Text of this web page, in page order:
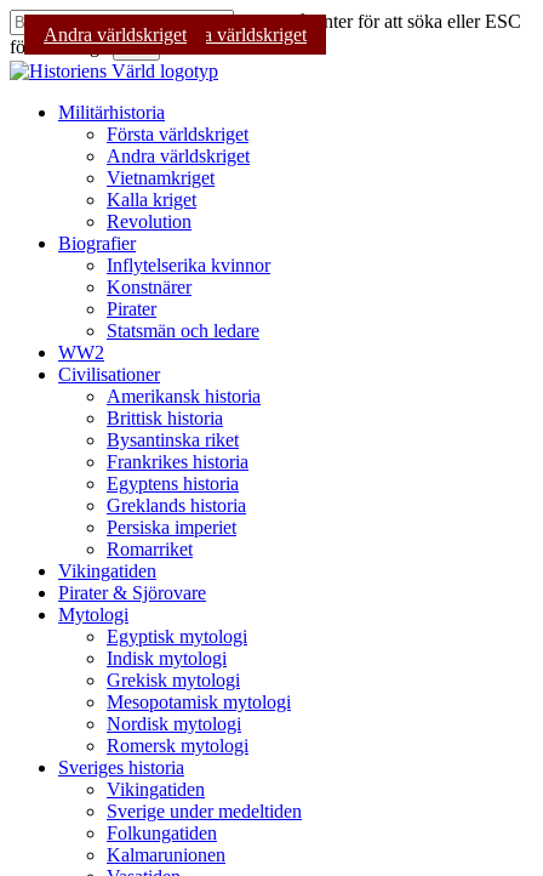
Skip
to
main
content
Tryck på Enter för att söka eller ESC
för att stänga
Sök
Stäng
Menu
Militärhistoria
Första världskriget
Andra världskriget
Vietnamkriget
Kalla kriget
Revolution
Biografier
Inflytelserika kvinnor
Konstnärer
Pirater
Statsmän och ledare
WW2
Civilisationer
Amerikansk historia
Brittisk historia
Bysantinska riket
Frankrikes historia
Egyptens historia
Greklands historia
Persiska imperiet
Romarriket
Vikingatiden
Pirater & Sjörovare
Mytologi
Egyptisk mytologi
Indisk mytologi
Grekisk mytologi
Mesopotamisk mytologi
Nordisk mytologi
Romersk mytologi
Sveriges historia
Vikingatiden
Sverige under medeltiden
Folkungatiden
Kalmarunionen
Andra världskriget
Geopolitik Andra världskriget
Andra världskriget